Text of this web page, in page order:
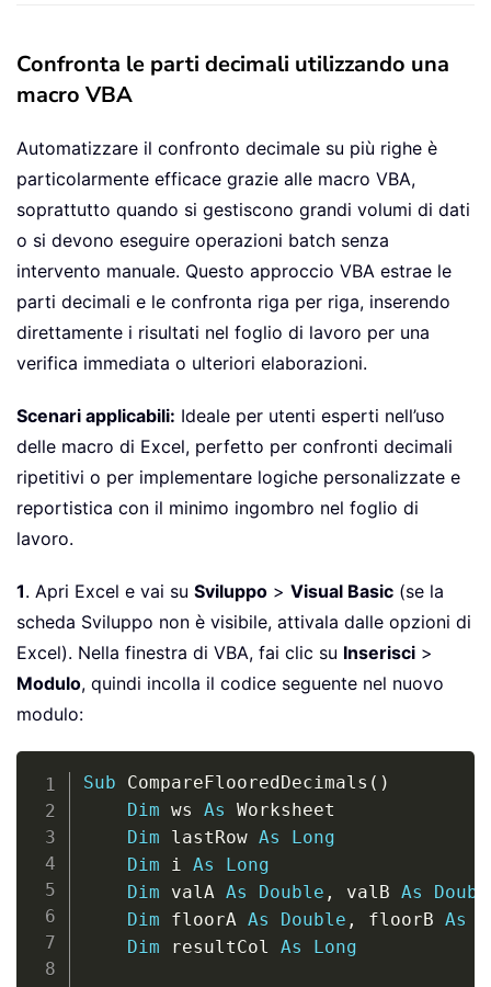
Confronta le parti decimali utilizzando una
macro VBA
Automatizzare il confronto decimale su più righe è
particolarmente efficace grazie alle macro VBA,
soprattutto quando si gestiscono grandi volumi di dati
o si devono eseguire operazioni batch senza
intervento manuale. Questo approccio VBA estrae le
parti decimali e le confronta riga per riga, inserendo
direttamente i risultati nel foglio di lavoro per una
verifica immediata o ulteriori elaborazioni.
Scenari applicabili: Ideale per utenti esperti nell’uso
delle macro di Excel, perfetto per confronti decimali
ripetitivi o per implementare logiche personalizzate e
reportistica con il minimo ingombro nel foglio di
lavoro.
1. Apri Excel e vai su Sviluppo > Visual Basic (se la
scheda Sviluppo non è visibile, attivala dalle opzioni di
Excel). Nella finestra di VBA, fai clic su Inserisci >
Modulo, quindi incolla il codice seguente nel nuovo
modulo:
Sub CompareFlooredDecimals ( )
Dim ws As Worksheet
Dim lastRow As
Long
Dim i As
Long
Dim valA As Double , valB As
Dim floorA As Double , floorB As
Dim resultCol As Long